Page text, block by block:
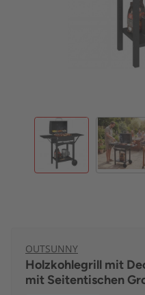
OUTSUNNY
Holzkohlegrill mit
mit Seitentischen